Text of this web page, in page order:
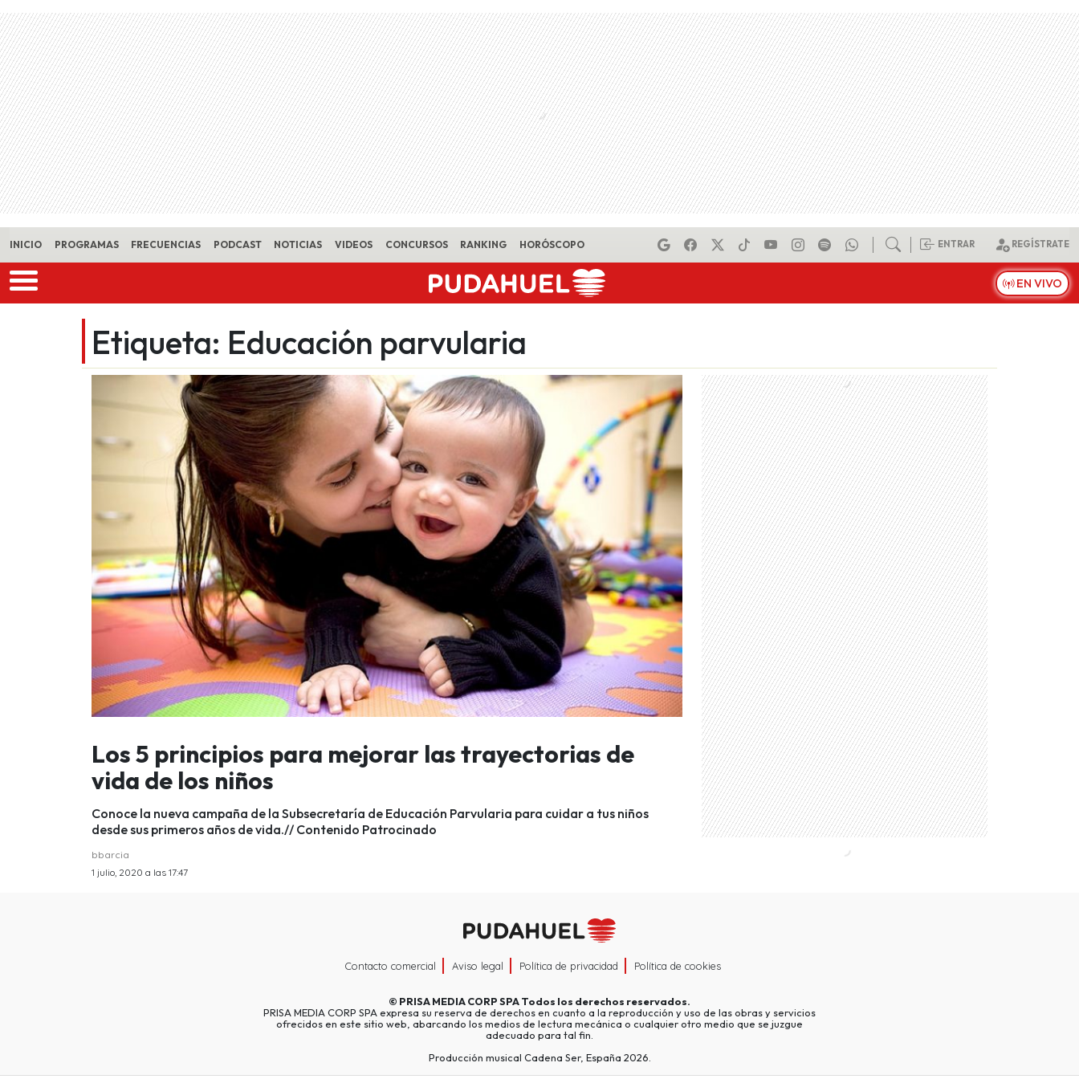
Skip to main content
INICIO PROGRAMAS FRECUENCIAS PODCAST NOTICIAS VIDEOS CONCURSOS RANKING HORÓSCOPO ENTRAR REGÍSTRATE
EN VIVO
Etiqueta: Educación parvularia
Los 5 principios para mejorar las trayectorias de
vida de los niños
Conoce la nueva campaña de la Subsecretaría de Educación Parvularia para cuidar a tus niños
desde sus primeros años de vida.// Contenido Patrocinado
bbarcia
1 julio, 2020 a las 17:47
Contacto comercial Aviso legal Política de privacidad Política de cookies
© PRISA MEDIA CORP SPATodos los derechos reservados.
PRISA MEDIA CORP SPA expresa su reserva de derechos en cuanto a la reproducción y uso de las obras y servicios
ofrecidos en este sitio web, abarcando los medios de lectura mecánica o cualquier otro medio que se juzgue
adecuado para tal fin.
Producción musical Cadena Ser, España 2026.